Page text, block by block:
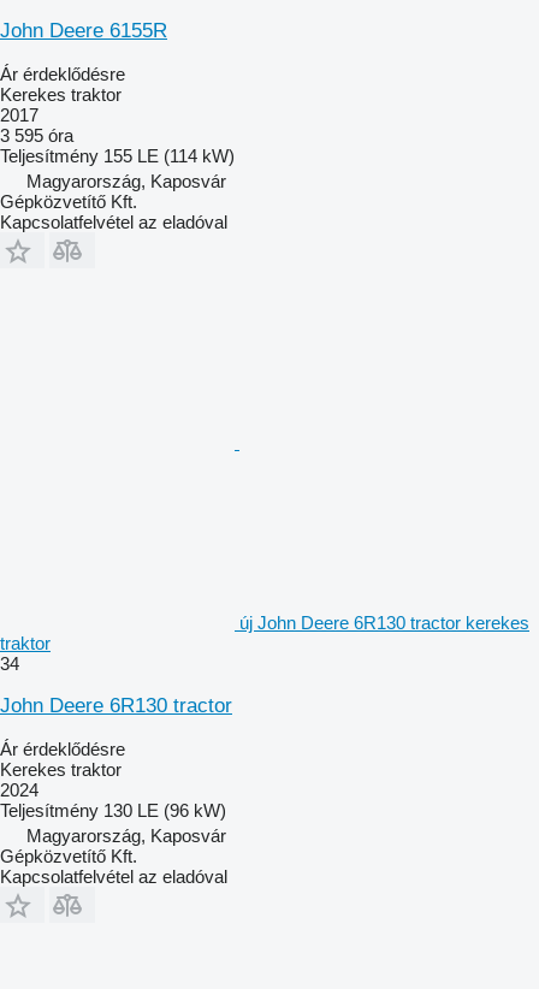
John Deere 6155R
Ár érdeklődésre
Kerekes traktor
2017
3 595 óra
Teljesítmény 155 LE (114 kW)
Magyarország, Kaposvár
Gépközvetítő Kft.
Kapcsolatfelvétel az eladóval
új John Deere 6R130 tractor kerekes
traktor
34
John Deere 6R130 tractor
Ár érdeklődésre
Kerekes traktor
2024
Teljesítmény 130 LE (96 kW)
Magyarország, Kaposvár
Gépközvetítő Kft.
Kapcsolatfelvétel az eladóval